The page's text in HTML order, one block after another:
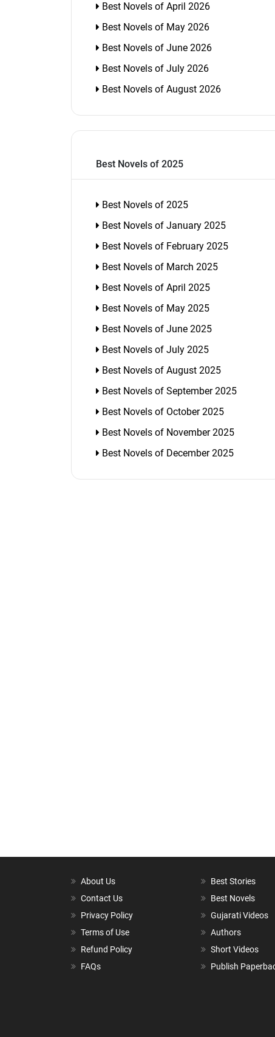
Best Novels of April 2026
Best Novels of May 2026
Best Novels of June 2026
Best Novels of July 2026
Best Novels of August 2026
Best Novels of 2025
Best Novels of 2025
Best Novels of January 2025
Best Novels of February 2025
Best Novels of March 2025
Best Novels of April 2025
Best Novels of May 2025
Best Novels of June 2025
Best Novels of July 2025
Best Novels of August 2025
Best Novels of September 2025
Best Novels of October 2025
Best Novels of November 2025
Best Novels of December 2025
About Us
Contact Us
Privacy Policy
Terms of Use
Refund Policy
FAQs
Best Stories
Best Novels
Gujarati Videos
Authors
Short Videos
Publish